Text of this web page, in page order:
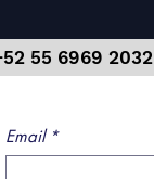
55 6969 2032
Email *